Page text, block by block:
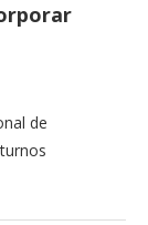
de